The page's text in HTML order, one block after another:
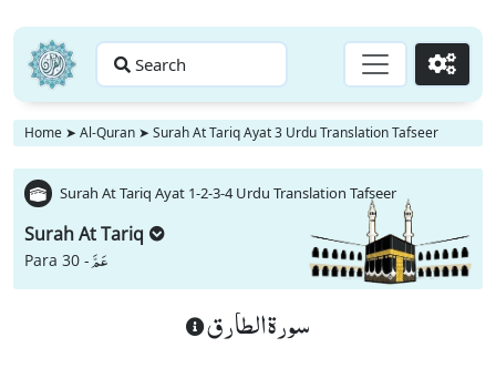
Search Go
Home ➤ Al-Quran ➤ Surah At Tariq Ayat 3 Urdu Translation Tafseer
Surah At Tariq Ayat 1-2-3-4 Urdu Translation Tafseer
Surah At Tariq
Para 30 -عَمَّ
سورة الطارق